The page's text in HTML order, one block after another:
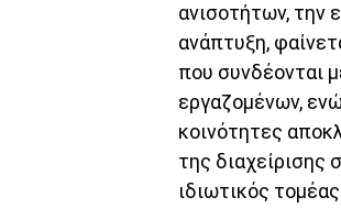
ανισοτήτων, την
ανάπτυξη,
που συνδέονται
εργαζομένων,
κοινότητες
της διαχείρισης
ιδιωτικός